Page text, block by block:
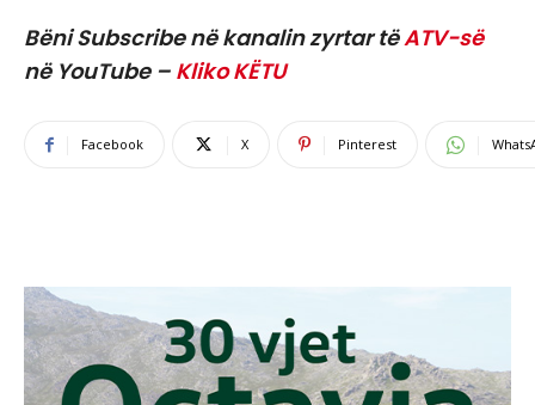
Bëni Subscribe në kanalin zyrtar tëATV-së
në YouTube – Kliko KËTU
Facebook X Pinterest